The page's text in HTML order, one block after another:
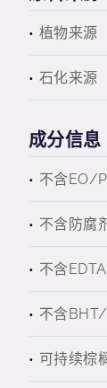
植物来源
石化来源
成分信息
不含EO/
不含防腐
不含EDTA
不含
可持续棕